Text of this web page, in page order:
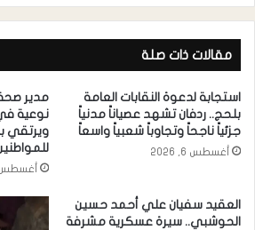
مقالات ذات صلة
استجابة لدعوة النقابات العامة
بلحج.. ردفان تشهد عصياناً مدنياً
جزئياً ناجحاً وتجاوباً شعبياً واسعاً
أغسطس 6, 2026
مدير
نوعية
ويرتقي
أغسطس 5,
العقيد سفيان علي أحمد حسين
الحوشبي.. سيرة عسكرية مشرفة